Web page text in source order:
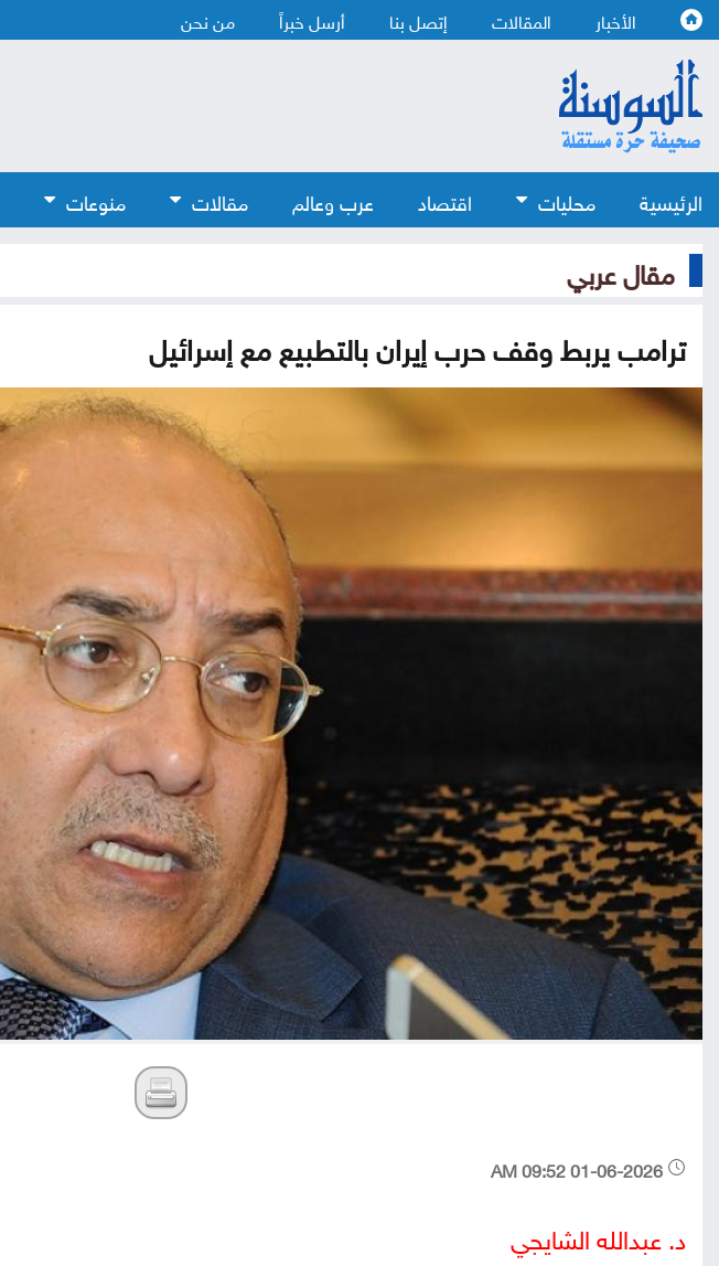
الأخبار المقالات إتصل بنا أرسل خبراً من نحن
الرئيسية محليات اقتصاد عرب وعالم مقالات منوعات
مقال عربي
ترامب يربط وقف حرب إيران بالتطبيع مع إسرائيل
د. عبدالله الشايجي